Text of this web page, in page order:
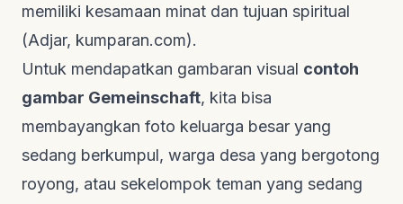
memiliki kesamaan minat dan tujuan spiritual
(Adjar, kumparan.com).
Untuk mendapatkan gambaran visual contoh
gambar Gemeinschaft, kita bisa
membayangkan foto keluarga besar yang
sedang berkumpul, warga desa yang bergotong
royong, atau sekelompok teman yang sedang